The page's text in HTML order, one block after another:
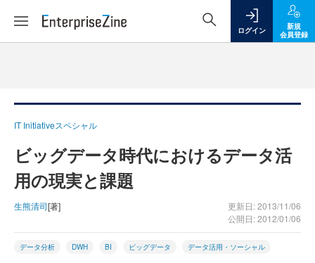
ログイン
新規
会員登録
IT Initiativeスペシャル
ビッグデータ時代におけるデータ活
用の現実と課題
生熊清司[著]
更新日: 2013/11/06
公開日: 2012/01/06
データ分析 DWH BI ビッグデータ データ活用・ソーシャル